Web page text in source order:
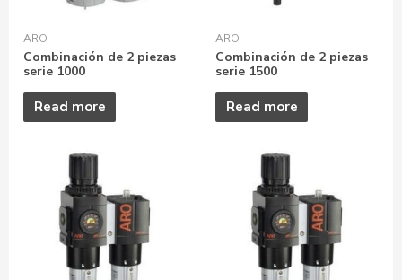
ARO
Combinación de 2 piezas
serie 1000
Read more
ARO
Combinación de 2 piezas
serie 1500
Read more